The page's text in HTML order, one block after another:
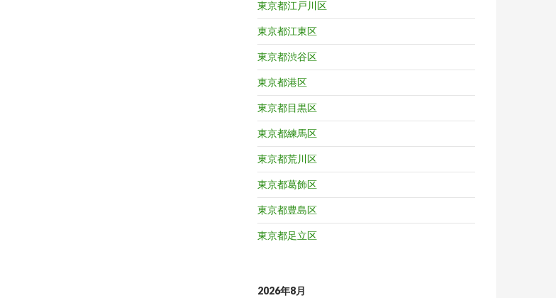
東京都江戸川区
東京都江東区
東京都渋谷区
東京都港区
東京都目黒区
東京都練馬区
東京都荒川区
東京都葛飾区
東京都豊島区
東京都足立区
2026年8月